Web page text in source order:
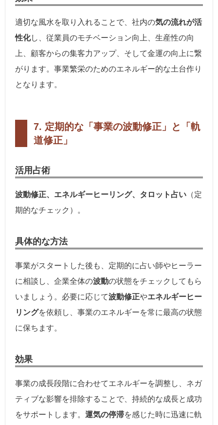
適切な風水を取り入れることで、社内の気の流れが活
性化し、従業員のモチベーション向上、生産性の向
上、顧客からの集客力アップ、そして金運の向上に繋
がります。事業繁栄のためのエネルギー的な土台作り
となります。
7. 定期的な「事業の波動修正」と「軌
道修正」
活用占術
波動修正、エネルギーヒーリング、タロット占い （定
期的なチェック）。
具体的な方法
事業がスタートした後も、定期的に占い師やヒーラー
に相談し、企業全体の波動の状態をチェックしてもら
いましょう。必要に応じて波動修正やエネルギーヒー
リングを依頼し、事業のエネルギーを常に最高の状態
に保ちます。
効果
事業の成長段階に合わせてエネルギーを調整し、ネガ
ティブな影響を排除することで、持続的な成長と成功
をサポートします。 運気の停滞を感じた時に迅速に軌